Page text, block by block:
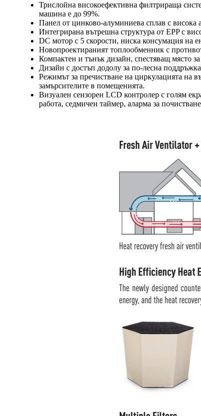
Трислойна високоефективна филтрираща
машина е до 99%.
Панел от цинково-алуминиева сплав с висока
Интегрирана вътрешна структура от EPP с
DC мотор с 5 скорости, ниска консумация на
Новопроектираният топлообменник с
Компактен и тънък дизайн, спестяващ място
Дизайн с достъп додолу за по-лесна
Режимът за пречистване на циркулацията на
замърсителите в помещенията.
Визуален сензорен LCD контролер с голям
работа, седмичен таймер, аларма за